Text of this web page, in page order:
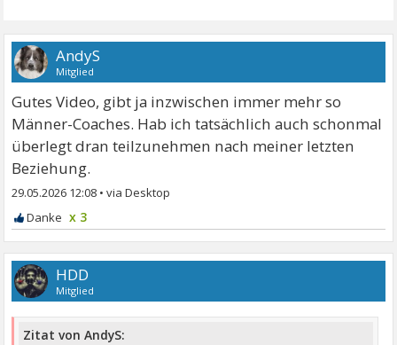
AndyS
Mitglied
Gutes Video, gibt ja inzwischen immer mehr so
Männer-Coaches. Hab ich tatsächlich auch schonmal
überlegt dran teilzunehmen nach meiner letzten
Beziehung.
29.05.2026 12:08 •
x 3
HDD
Mitglied
Zitat von AndyS: